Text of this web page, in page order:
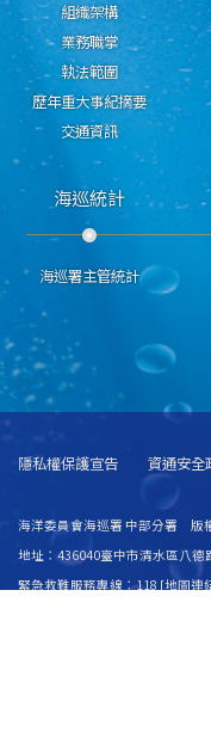
組織架構
業務職掌
執法範圍
歷年重大事紀摘要
交通資訊
海巡統計
海巡署主管統計
隱私權保護宣告 資通安全
海洋委員會海巡署 中部分署 版
地址：436040臺中市清水區八
緊急救難服務專線：118 [地圖連